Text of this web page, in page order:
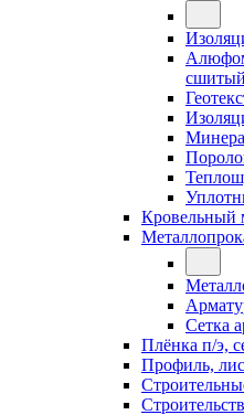
сшитый
Кровельный
Сетка
Плёнка п/э,
Профиль,